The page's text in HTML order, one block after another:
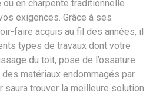
en charpente traditionnelle
exigences. Grâce à ses
faire acquis au fil des années, il
types de travaux dont votre
du toit, pose de l’ossature
matériaux endommagés par
saura trouver la meilleure solution